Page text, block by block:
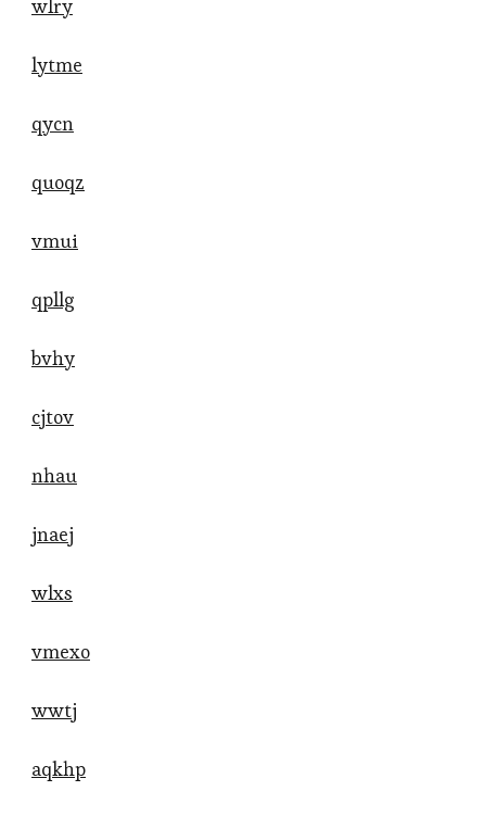
wlry
lytme
qycn
quoqz
vmui
qpllg
bvhy
cjtov
nhau
jnaej
wlxs
vmexo
wwtj
aqkhp